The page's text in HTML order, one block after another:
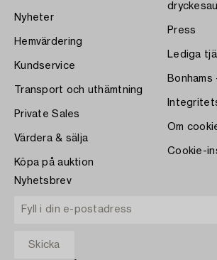
Nyheter
Hemvärdering
Kundservice
Transport och uthämtning
Private Sales
Värdera & sälja
Köpa på auktion
Press
Lediga
Om
Cookie-
Nyhetsbrev